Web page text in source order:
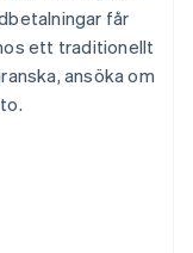
får
ett traditionellt
ansöka om